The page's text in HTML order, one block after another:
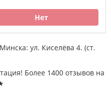
Нет
ул. Киселёва 4. (cт.
Более 1400 отзывов на